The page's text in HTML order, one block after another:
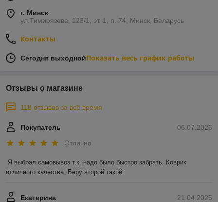
г. Минск
ул.Тимирязева, 123/1, эт. 1, п. 74, Минск, Беларусь
Контакты
Сегодня выходнойПоказать весь график работы
Отзывы о магазине
118 отзывов за всё время
06.07.2026
Покупатель
Отлично
Я выбрал самовывоз т.к. надо было быстро забрать. Коврик
отличного качества. Беру второй такой.
21.04.2026
Екатерина